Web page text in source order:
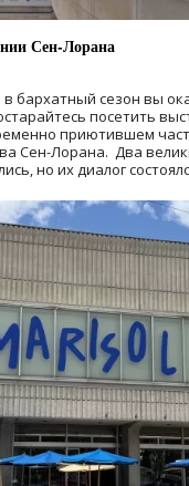
Сен-Лорана
в бархатный сезон вы
посетить
приютившем
Сен-Лорана. Два
но их диалог